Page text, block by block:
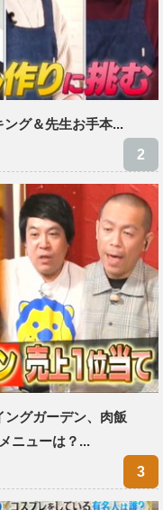
グ＆先生お手本...
ングガーデン、肉飯
ニューは？...